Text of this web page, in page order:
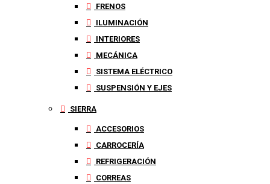
FRENOS
ILUMINACIÓN
INTERIORES
MECÁNICA
SISTEMA ELÉCTRICO
SUSPENSIÓN Y EJES
SIERRA
ACCESORIOS
CARROCERÍA
REFRIGERACIÓN
CORREAS